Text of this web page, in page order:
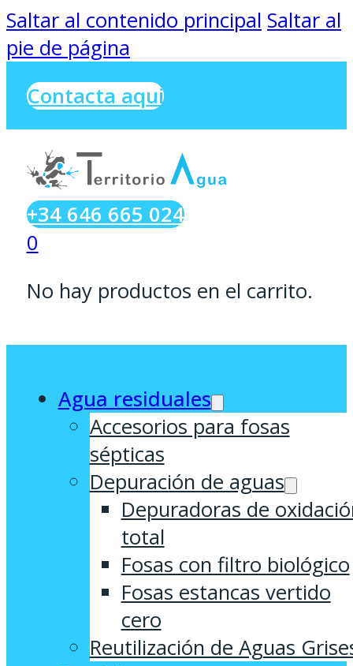
Saltar al contenido principal Saltar al
pie de página
Contacta aqui
+34 646 665 024
0
No hay productos en el carrito.
Agua residuales
Accesorios para fosas
sépticas
Depuración de aguas
Depuradoras de
total
Fosas con filtro biológico
Fosas estancas vertido
cero
Reutilización de Aguas